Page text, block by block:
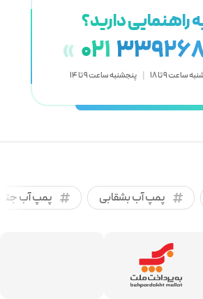
راهنمایی دارید؟
« 021
ساعت 9 تا 18 | پنجشنبه ساعت 9 تا 14
پمپ آب بشقابی پمپ آب